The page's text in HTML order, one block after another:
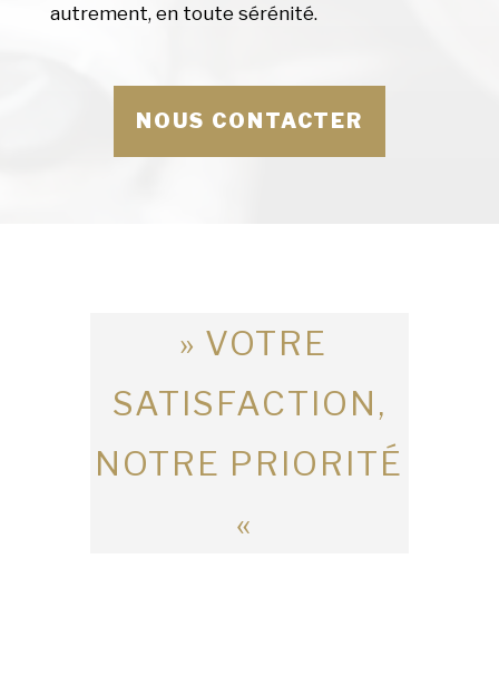
autrement, en toute sérénité.
NOUS CONTACTER
» VOTRE
SATISFACTION,
NOTRE PRIORITÉ
«